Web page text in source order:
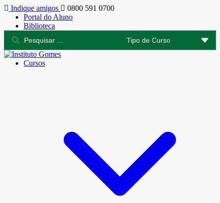
Indique amigos
0800 591 0700
Portal do Aluno
Biblioteca
Cursos